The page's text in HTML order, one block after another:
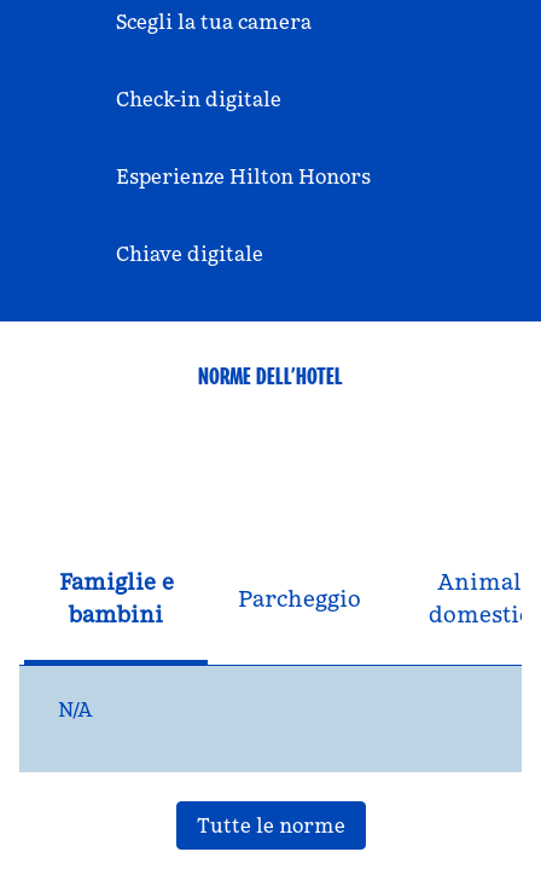
Scegli la tua camera
Check-in digitale
Esperienze Hilton Honors
Chiave digitale
NORME DELL’HOTEL
Famiglie e
bambini
Parcheggio
Animali
domestici
N/A
Tutte le norme